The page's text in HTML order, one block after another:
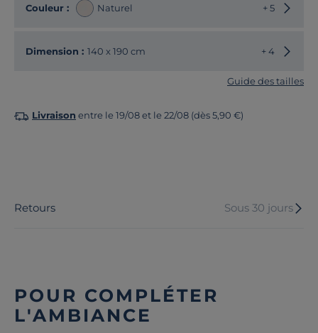
Couleur : Naturel + 5
Dimension : 140 x 190 cm + 4
Guide des tailles
Livraison entre le 19/08 et le 22/08 (dès 5,90 €)
Retours Sous 30 jours
POUR COMPLÉTER
L'AMBIANCE